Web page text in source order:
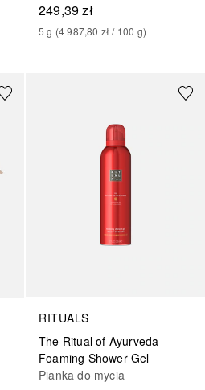
249,39 zł
5 g (4 987,80 zł / 100 g)
RITUALS
The Ritual of Ayurveda
Foaming Shower Gel
Pianka do mycia